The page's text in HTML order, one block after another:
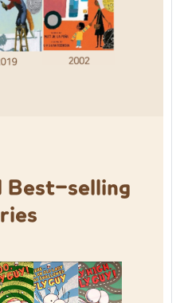
Best-selling